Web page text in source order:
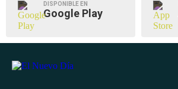
DISPONIBLE EN
Google Play